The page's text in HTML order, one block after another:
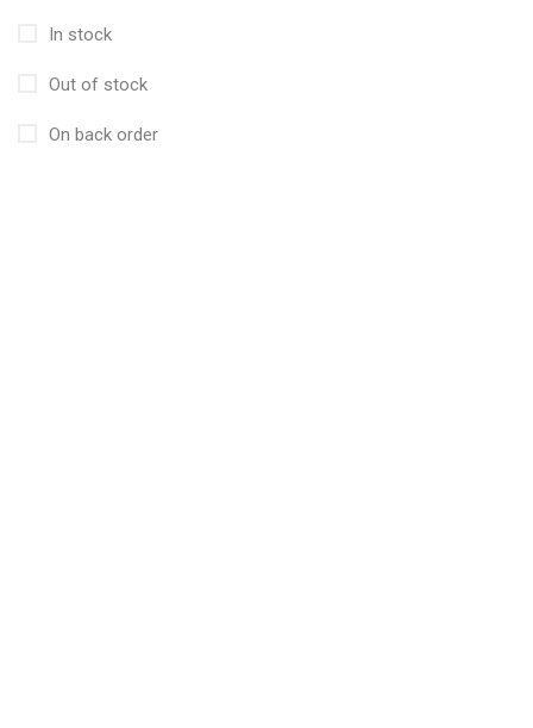
In stock
Out of stock
On back order